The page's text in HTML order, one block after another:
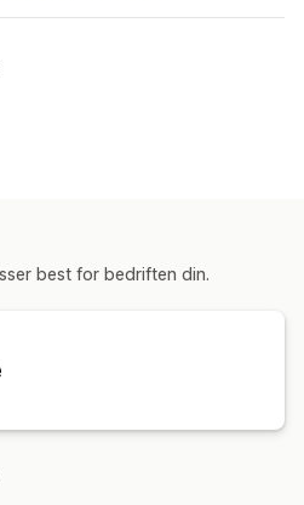
best for bedriften din.